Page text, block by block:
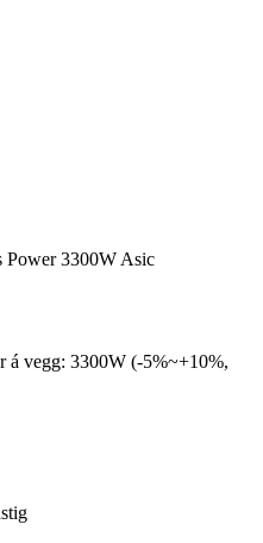
Power 3300W Asic
á vegg: 3300W (-5%~+10%,